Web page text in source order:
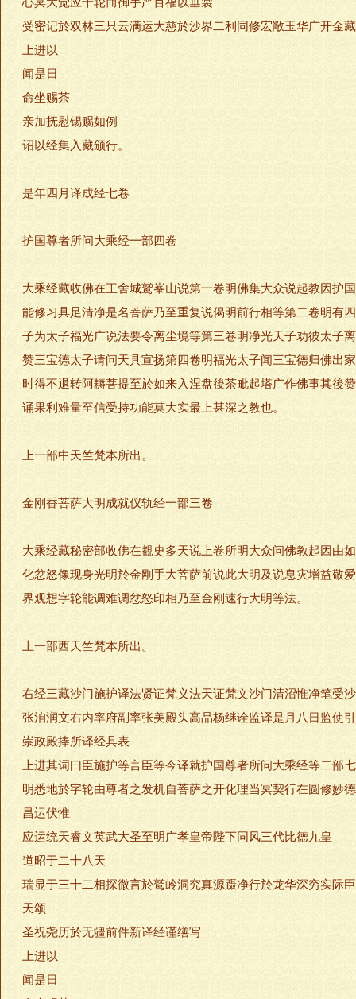
受密记於双林三只云满运大慈於沙界二利同修宏敞玉华广开金
上进以
闻是日
命坐赐茶
亲加抚慰锡赐如例
诏以经集入藏颁行。
是年四月译成经七卷
护国尊者所问大乘经一部四卷
大乘经藏收佛在王舍城鹫峯山说第一卷明佛集大众说起教因护
能修习具足清净是名菩萨乃至重复说偈明前行相等第二卷明有
子为太子福光广说法要令离尘境等第三卷明净光天子劝彼太子
赞三宝德太子请问天具宣扬第四卷明福光太子闻三宝德归佛出
时得不退转阿耨菩提至於如来入涅盘後茶毗起塔广作佛事其後
诵果利难量至信受持功能莫大实最上甚深之教也。
上一部中天竺梵本所出。
金刚香菩萨大明成就仪轨经一部三卷
大乘经藏秘密部收佛在覩史多天说上卷所明大众问佛教起因由
化忿怒像现身光明於金刚手大菩萨前说此大明及说息灾增益敬
界观想字轮能调难调忿怒印相乃至金刚速行大明等法。
上一部西天竺梵本所出。
右经三藏沙门施护译法贤证梵义法天证梵文沙门清沼惟净笔受
张洎润文右内率府副率张美殿头高品杨继诠监译是月八日监使
崇政殿捧所译经具表
上进其词曰臣施护等言臣等今译就护国尊者所问大乘经等二
明悉地於字轮由尊者之发机自菩萨之开化理当冥契行在圆修妙
昌运伏惟
应运统天睿文英武大圣至明广孝皇帝陛下同风三代比德九皇
道昭于二十八天
瑞显于三十二相探微言於鹫岭洞究真源蹑净行於龙华深穷实际
天颂
圣祝尧历於无疆前件新译经谨缮写
上进以
闻是日